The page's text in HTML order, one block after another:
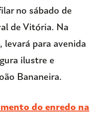
no sábado de
de Vitória. Na
levará para avenida
ilustre e
Bananeira.
do enredo na